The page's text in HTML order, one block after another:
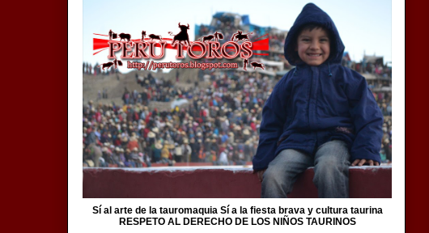
Sí al arte de la tauromaquia Sí a la fiesta brava y cultura taurina
RESPETO AL DERECHO DE LOS NIÑOS TAURINOS